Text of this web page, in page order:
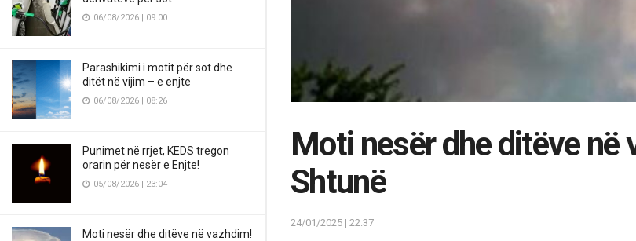
06/08/2026 | 09:00
Parashikimi i motit për sot dhe
ditët në vijim – e enjte
06/08/2026 | 08:26
Punimet në rrjet, KEDS tregon
orarin për nesër e Enjte!
05/08/2026 | 23:04
Moti nesër dhe ditëve në vazhdim!
Moti nesër dhe ditëve
Shtunë
24/01/2025 | 22:37